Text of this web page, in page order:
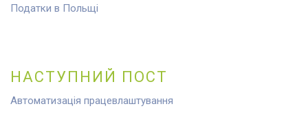
Prev
Податки в Польщі
НАСТУПНИЙ ПОСТ
Next
Автоматизація працевлаштування